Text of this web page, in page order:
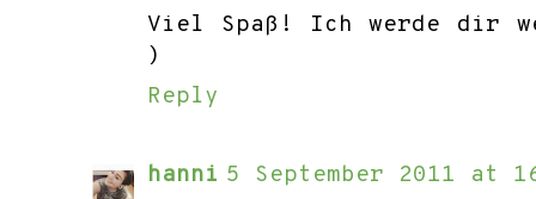
Viel Spaß! Ich werde dir
)
Reply
hanni 5 September 2011 at